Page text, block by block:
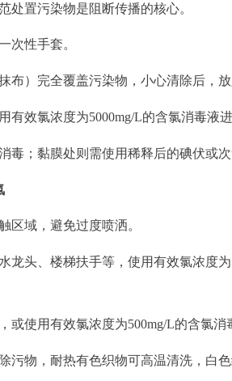
处置污染物是阻断传播的核心。
次性手套。
布）完全覆盖污染物，小心清除后，放
有效氯浓度为5000mg/L的含氯消毒液
毒；黏膜处则需使用稀释后的碘伏或次
区域，避免过度喷洒。
龙头、楼梯扶手等，使用有效氯浓度
或使用有效氯浓度为500mg/L的含氯消
污物，耐热有色织物可高温清洗，白